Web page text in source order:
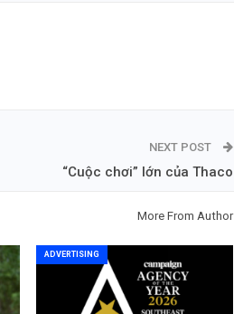
NEXT POST
“Cuộc chơi” lớn của Thaco
More From Author
ADVERTISING